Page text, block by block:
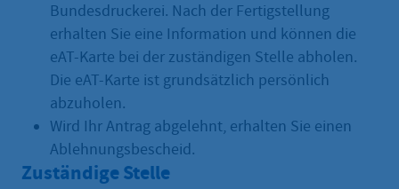
Bundesdruckerei. Nach der Fertigstellung
erhalten Sie eine Information und können die
eAT-Karte bei der zuständigen Stelle abholen.
Die eAT-Karte ist grundsätzlich persönlich
abzuholen.
Wird Ihr Antrag abgelehnt, erhalten Sie einen
Ablehnungsbescheid.
Zuständige Stelle